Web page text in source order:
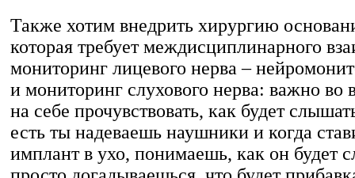
Также хотим внедрить хирургию
которая требует междисциплинарного
мониторинг лицевого нерва –
и мониторинг слухового нерва: важно во
на себе прочувствовать, как будет
есть ты надеваешь наушники и когда
имплант в ухо, понимаешь, как он будет